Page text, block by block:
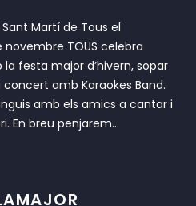
Sant Martí de Tous el
novembre TOUS celebra
festa major d’hivern, sopar
amb Karaokes Band.
amb els amics a cantar i
En breu penjarem...